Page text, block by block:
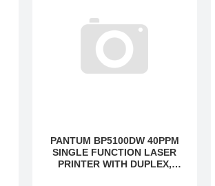
PANTUM BP5100DW 40PPM
SINGLE FUNCTION LASER
PRINTER WITH DUPLEX,